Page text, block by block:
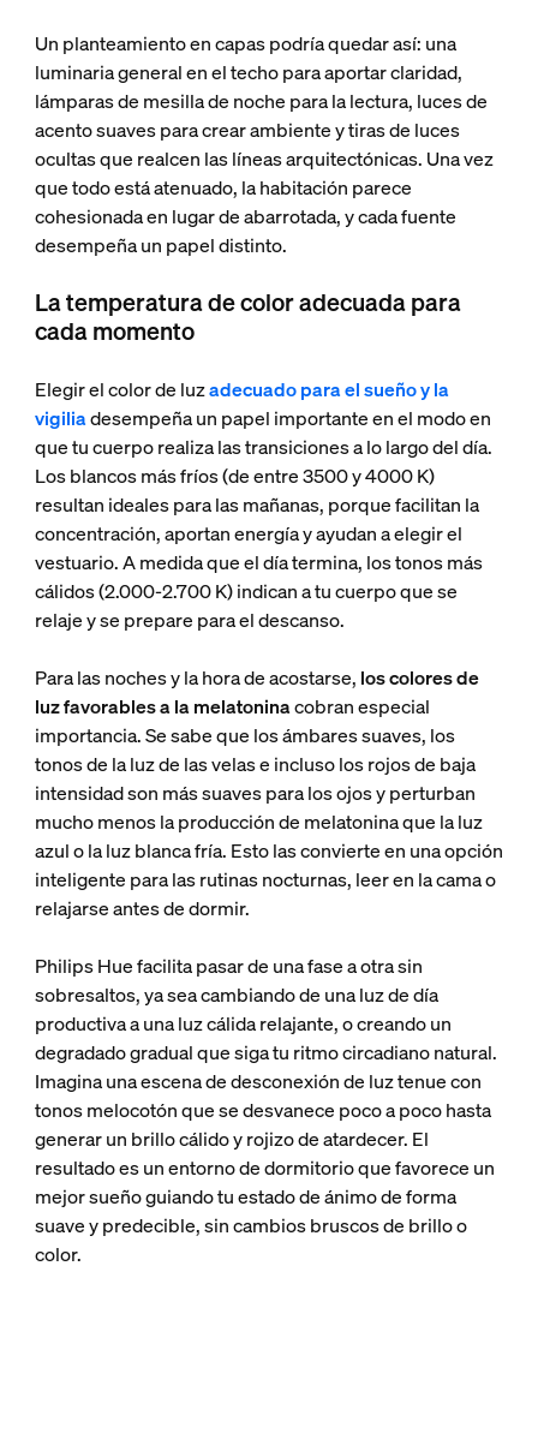
Un planteamiento en capas podría quedar así: una
luminaria general en el techo para aportar claridad,
lámparas de mesilla de noche para la lectura, luces de
acento suaves para crear ambiente y tiras de luces
ocultas que realcen las líneas arquitectónicas. Una vez
que todo está atenuado, la habitación parece
cohesionada en lugar de abarrotada, y cada fuente
desempeña un papel distinto.
La temperatura de color adecuada para
cada momento
Elegir el color de luzadecuado para el sueño y la
vigiliadesempeña un papel importante en el modo en
que tu cuerpo realiza las transiciones a lo largo del día.
Los blancos más fríos (de entre 3500 y 4000 K)
resultan ideales para las mañanas, porque facilitan la
concentración, aportan energía y ayudan a elegir el
vestuario. A medida que el día termina, los tonos más
cálidos (2.000-2.700 K) indican a tu cuerpo que se
relaje y se prepare para el descanso.
Para las noches y la hora de acostarse, los colores de
luz favorables a la melatoninacobran especial
importancia. Se sabe que los ámbares suaves, los
tonos de la luz de las velas e incluso los rojos de baja
intensidad son más suaves para los ojos y perturban
mucho menos la producción de melatonina que la luz
azul o la luz blanca fría. Esto las convierte en una opción
inteligente para las rutinas nocturnas, leer en la cama o
relajarse antes de dormir.
Philips Hue facilita pasar de una fase a otra sin
sobresaltos, ya sea cambiando de una luz de día
productiva a una luz cálida relajante, o creando un
degradado gradual que siga tu ritmo circadiano natural.
Imagina una escena de desconexión de luz tenue con
tonos melocotón que se desvanece poco a poco hasta
generar un brillo cálido y rojizo de atardecer. El
resultado es un entorno de dormitorio que favorece un
mejor sueño guiando tu estado de ánimo de forma
suave y predecible, sin cambios bruscos de brillo o
color.